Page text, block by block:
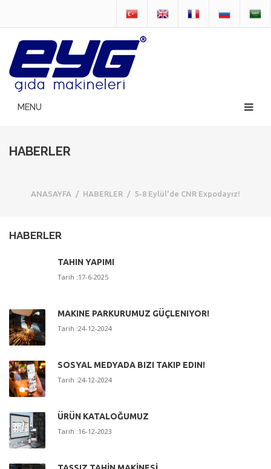
HABERLER
ANASAYFA / HABERLER / 5-8 Eylül'de CNR Expodayız!
HABERLER
TAHIN YAPIMI
Tarih :17-6-2025
MAKINE PARKURUMUZ GÜÇLENIYOR!
Tarih :24-12-2024
SOSYAL MEDYADA BIZI TAKIP EDIN!
Tarih :24-12-2024
ÜRÜN KATALOĞUMUZ
Tarih :16-12-2023